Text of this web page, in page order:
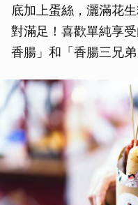
底加上蛋絲，灑滿花
對滿足！喜歡單純享
香腸」和「香腸三兄弟